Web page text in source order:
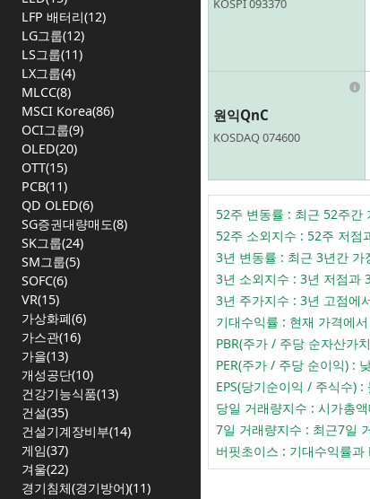
LFP 배터리(12)
LG그룹(12)
LS그룹(11)
LX그룹(4)
MLCC(8)
MSCI Korea(86)
OCI그룹(9)
OLED(20)
OTT(15)
PCB(11)
QD OLED(6)
SG증권대량매도(8)
SK그룹(24)
SM그룹(5)
SOFC(6)
VR(15)
가상화폐(6)
가스관(16)
가을(13)
개성공단(10)
건강기능식품(13)
건설(35)
건설기계장비부(14)
게임(37)
겨울(22)
경기침체(경기방어)(11)
KOSPI 093370
원익QnC
KOSDAQ 074600
52주 변동률 : 최근 52주간
52주 소외지수 : 52주 저점
3년 변동률 : 최근 3년간
3년 소외지수 : 3년 저점과
3년 주가지수 : 3년 고점에
기대수익률 : 현재 가격에
PBR(주가 / 주당 순자산가
PER(주가 / 주당 순이익) :
EPS(당기순이익 / 주식수)
당일 거래량지수 : 시가총
7일 거래량지수 : 최근7일
버핏초이스 : 기대수익률과